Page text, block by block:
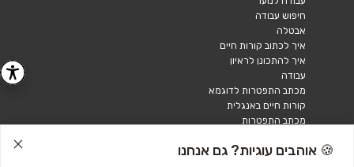
חיפוש עבודה
אבטלה
איך לכתוב קורות חיים
איך להתכונן לראיון
עבודה
מכתב התפטרות לדוגמא
קורות חיים באנגלית
מכתב התפטרות
🍪 אוהבים עוגיות? גם אנחנו